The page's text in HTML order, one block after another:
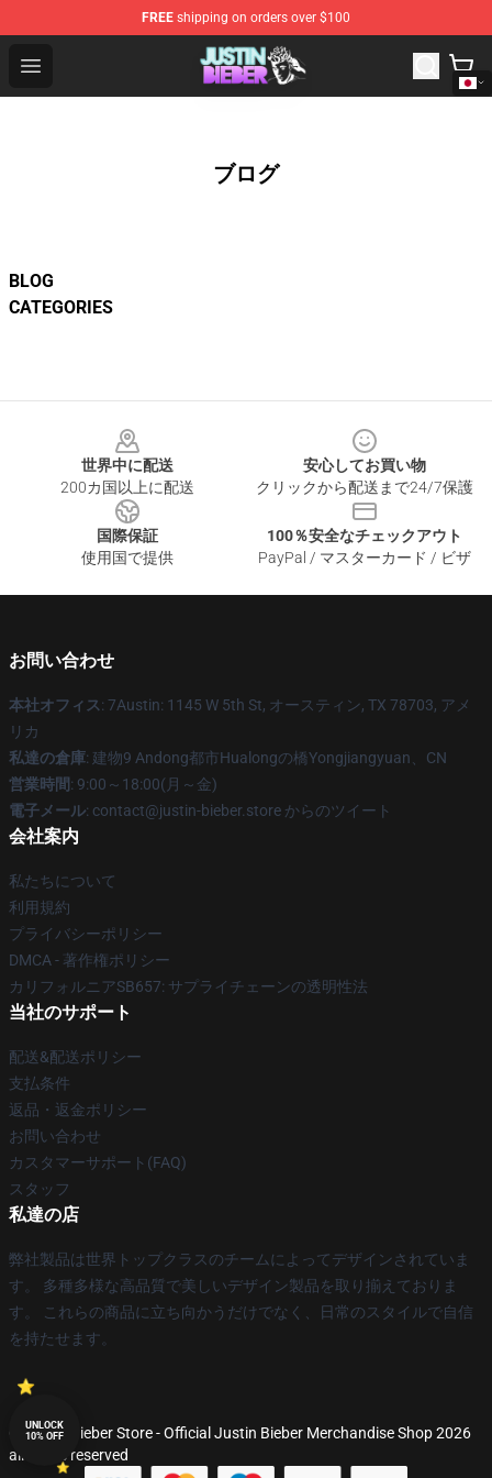
FREE shipping on orders over $100
Open menu
Justin Bieber Store - Official Justin Bieber Merchandise
ブログ
BLOG
CATEGORIES
世界中に配送
200カ国以上に配送
安心してお買い物
クリックから配送まで24/7保護
国際保証
使用国で提供
100％安全なチェックアウト
PayPal / マスターカード / ビザ
お問い合わせ
本社オフィス: 7Austin: 1145 W 5th St, オースティン, TX 78703, アメ
リカ
私達の倉庫: 建物9 Andong都市Hualongの橋Yongjiangyuan、CN
営業時間: 9:00～18:00(月～金)
電子メール: contact@justin-bieber.store からのツイート
会社案内
私たちについて
利用規約
プライバシーポリシー
DMCA - 著作権ポリシー
カリフォルニアSB657: サプライチェーンの透明性法
当社のサポート
配送&配送ポリシー
支払条件
返品・返金ポリシー
お問い合わせ
カスタマーサポート(FAQ)
スタッフ
私達の店
弊社製品は世界トップクラスのチームによってデザインされていま
す。 多種多様な高品質で美しいデザイン製品を取り揃えておりま
す。 これらの商品に立ち向かうだけでなく、日常のスタイルで自信
を持たせます。
© Justin Bieber Store - Official Justin Bieber Merchandise Shop 2026
all rights reserved
UNLOCK
10% OFF